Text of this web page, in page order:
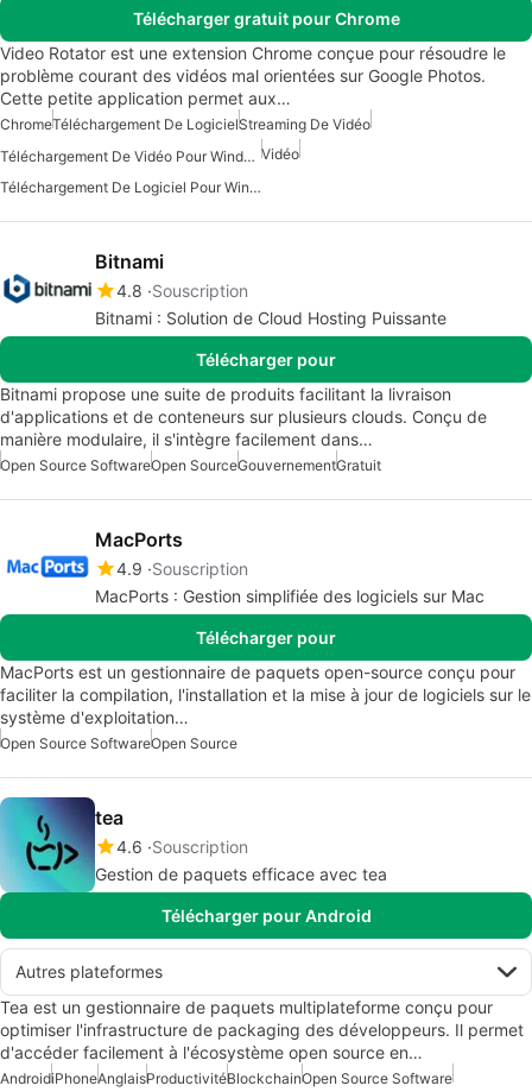
Télécharger gratuit pour Chrome
Video Rotator est une extension Chrome conçue pour résoudre le
problème courant des vidéos mal orientées sur Google Photos.
Cette petite application permet aux…
ChromeTéléchargement De LogicielStreaming De Vidéo
Téléchargement De Vidéo Pour Windows 7 Vidéo
Téléchargement De Logiciel Pour Windows
Bitnami
4.8 Souscription
Bitnami : Solution de Cloud Hosting Puissante
Télécharger pour
Bitnami propose une suite de produits facilitant la livraison
d'applications et de conteneurs sur plusieurs clouds. Conçu de
manière modulaire, il s'intègre facilement dans…
Open Source SoftwareOpen SourceGouvernementGratuit
MacPorts
4.9 Souscription
MacPorts : Gestion simplifiée des logiciels sur Mac
Télécharger pour
MacPorts est un gestionnaire de paquets open-source conçu pour
faciliter la compilation, l'installation et la mise à jour de logiciels sur le
système d'exploitation…
Open Source SoftwareOpen Source
tea
4.6 Souscription
Gestion de paquets efficace avec tea
Télécharger pour Android
Autres plateformes
Tea est un gestionnaire de paquets multiplateforme conçu pour
optimiser l'infrastructure de packaging des développeurs. Il permet
d'accéder facilement à l'écosystème open source en…
AndroidiPhoneAnglaisProductivitéBlockchainOpen Source Software